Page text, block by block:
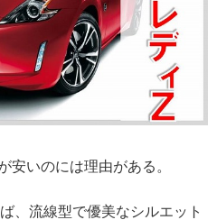
安いのには理由がある。
、流線型で優美なシルエット